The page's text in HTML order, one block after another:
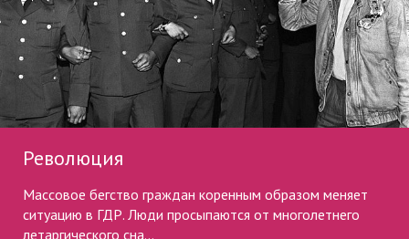
Революция
Массовое бегство граждан коренным образом меняет
ситуацию в ГДР. Люди просыпаются от многолетнего
летаргического сна...